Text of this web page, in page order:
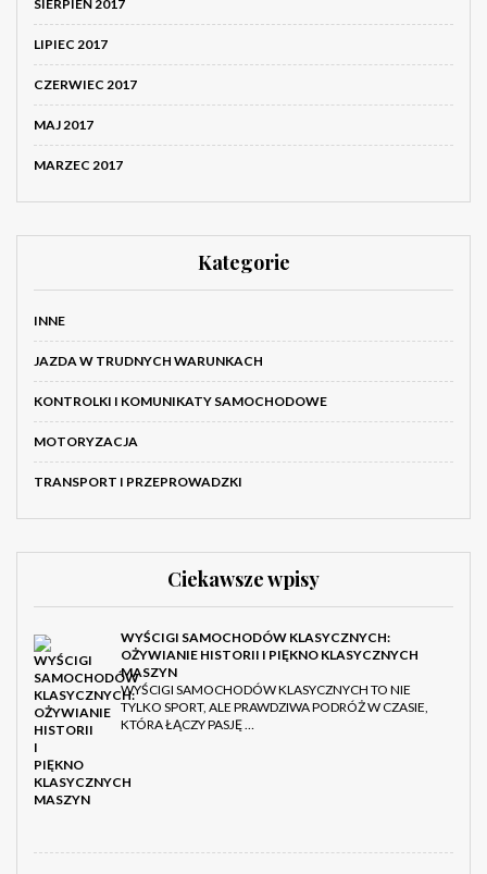
SIERPIEŃ 2017
LIPIEC 2017
CZERWIEC 2017
MAJ 2017
MARZEC 2017
Kategorie
INNE
JAZDA W TRUDNYCH WARUNKACH
KONTROLKI I KOMUNIKATY SAMOCHODOWE
MOTORYZACJA
TRANSPORT I PRZEPROWADZKI
Ciekawsze wpisy
WYŚCIGI SAMOCHODÓW KLASYCZNYCH:
OŻYWIANIE HISTORII I PIĘKNO KLASYCZNYCH
MASZYN
WYŚCIGI SAMOCHODÓW KLASYCZNYCH TO NIE
TYLKO SPORT, ALE PRAWDZIWA PODRÓŻ W CZASIE,
KTÓRA ŁĄCZY PASJĘ …